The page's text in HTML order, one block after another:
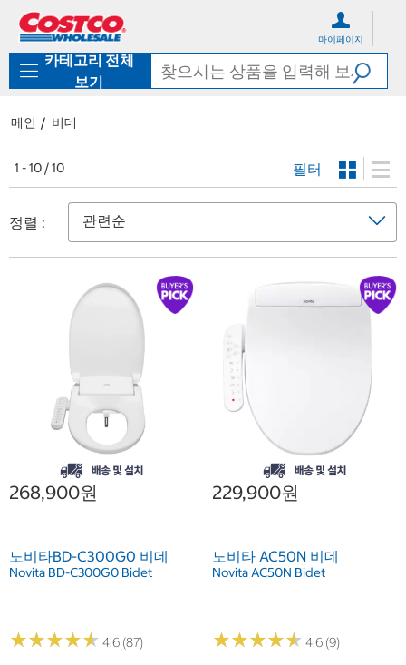
로
기
가
마이페이지
카테고리 전체
보기
메인 비데
1 - 10 / 10 필터
정렬 :
268,900원
노비타BD-C300G0 비데
Novita BD-C300G0 Bidet
★★★★★
★★★★★ 4.6 (87)
229,900원
노비타 AC50N 비데
Novita AC50N Bidet
★★★★★
★★★★★ 4.6 (9)